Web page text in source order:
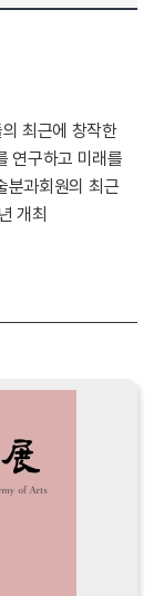
최근에 창작한
연구하고 미래를
분과회원의 최근
개최